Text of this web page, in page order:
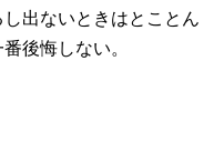
出ないときはとことん
後悔しない。